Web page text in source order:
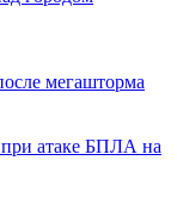
мегашторма
при атаке БПЛА на